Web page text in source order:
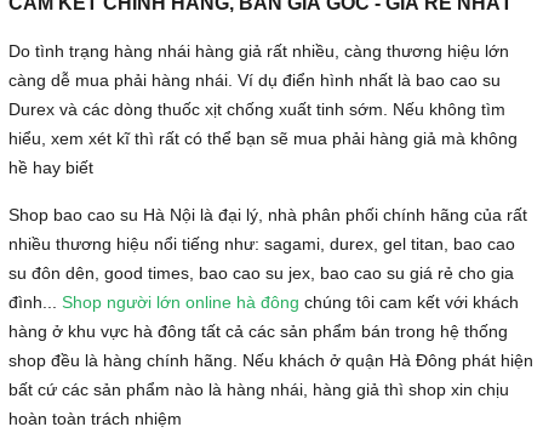
Do tình trạng hàng nhái hàng giả rất nhiều, càng thương hiệu lớn
càng dễ mua phải hàng nhái. Ví dụ điển hình nhất là bao cao su
Durex và các dòng thuốc xịt chống xuất tinh sớm. Nếu không tìm
hiểu, xem xét kĩ thì rất có thể bạn sẽ mua phải hàng giả mà không
hề hay biết
Shop bao cao su Hà Nội là đại lý, nhà phân phối chính hãng của rất
nhiều thương hiệu nổi tiếng như: sagami, durex, gel titan, bao cao
su đôn dên, good times, bao cao su jex, bao cao su giá rẻ cho gia
đình... Shop người lớn online hà đông chúng tôi cam kết với khách
hàng ở khu vực hà đông tất cả các sản phẩm bán trong hệ thống
shop đều là hàng chính hãng. Nếu khách ở quận Hà Đông phát hiện
bất cứ các sản phẩm nào là hàng nhái, hàng giả thì shop xin chịu
hoàn toàn trách nhiệm